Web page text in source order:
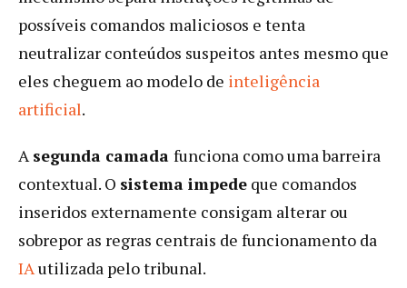
possíveis comandos maliciosos e tenta
neutralizar conteúdos suspeitos antes mesmo que
eles cheguem ao modelo de inteligência
artificial.
Asegunda camada funciona como uma barreira
contextual. O sistema impede que comandos
inseridos externamente consigam alterar ou
sobrepor as regras centrais de funcionamento da
IAutilizada pelo tribunal.